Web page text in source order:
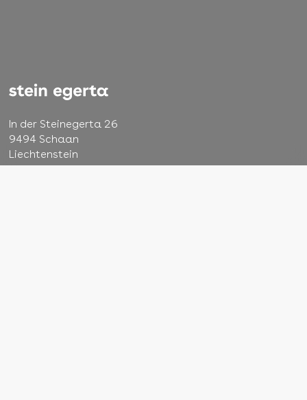
In der Steinegerta 26
9494 Schaan
Liechtenstein